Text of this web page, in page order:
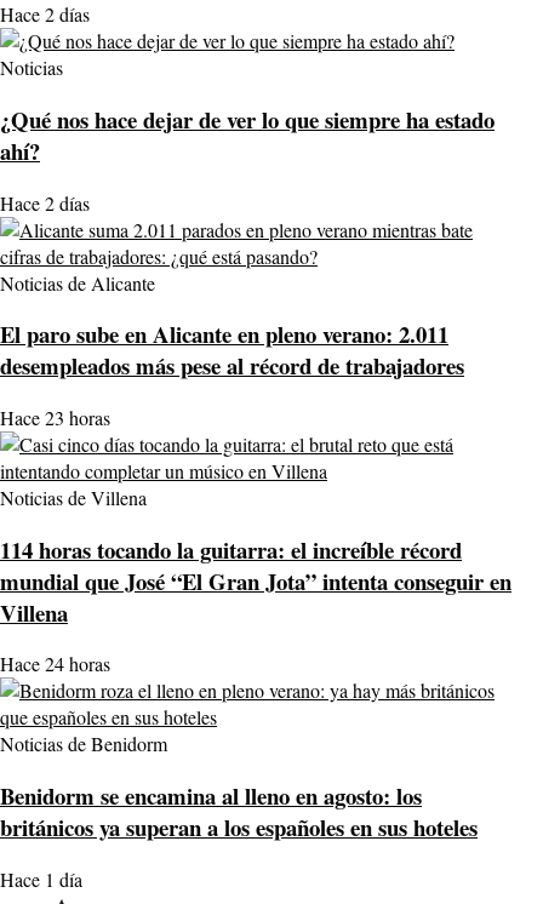
Hace 2 días
Noticias
¿Qué nos hace dejar de ver lo que siempre ha estado
ahí?
Hace 2 días
Noticias de Alicante
El paro sube en Alicante en pleno verano: 2.011
desempleados más pese al récord de trabajadores
Hace 23 horas
Noticias de Villena
114 horas tocando la guitarra: el increíble récord
mundial que José “El Gran Jota” intenta conseguir en
Villena
Hace 24 horas
Noticias de Benidorm
Benidorm se encamina al lleno en agosto: los
británicos ya superan a los españoles en sus hoteles
Hace 1 día